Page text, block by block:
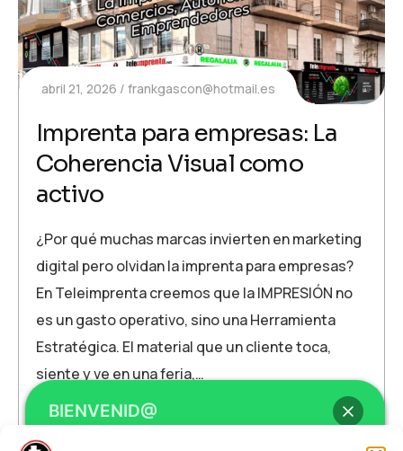
abril 21, 2026 frankgascon@hotmail.es
Imprenta para empresas: La
Coherencia Visual como
activo
¿Por qué muchas marcas invierten en marketing
digital pero olvidan la imprenta para empresas?
En Teleimprenta creemos que la IMPRESIÓN no
es un gasto operativo, sino una Herramienta
Estratégica. El material que un cliente toca,
siente y ve en una feria,…
Imprenta
BIENVENID@